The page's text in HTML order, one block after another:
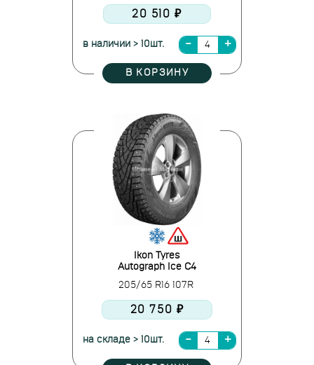
20 510 ₽
в наличии > 10шт.
В КОРЗИНУ
Ikon Tyres
Autograph Ice C4
205/65 R16 107R
20 750 ₽
на складе > 10шт.